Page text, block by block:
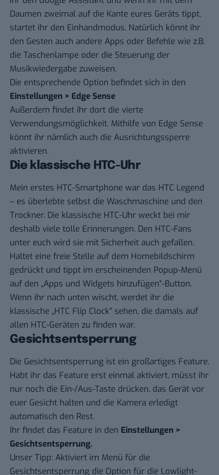
Daumen zweimal auf die Kante eures Geräts tippt,
startet ihr den Einhandmodus. Natürlich könnt ihr
den Gesten auch andere Apps oder Befehle wie z.B.
die Taschenlampe oder die Steuerung der
Musikwiedergabe zuweisen.
Die entsprechende Option befindet sich in den
Einstellungen > Edge Sense
Außerdem findet ihr dort die vierte
Verwendungsmöglichkeit. Mithilfe von Edge Sense
könnt ihr nämlich auch die Ausrichtungssperre
aktivieren.
Die klassische HTC-Uhr
Mein erstes HTC-Smartphone war das HTC Legend
– es überlebte selbst die Waschmaschine und den
Trockner. Die klassische HTC-Uhr weckt bei mir
deshalb viele tolle Erinnerungen. Den HTC-Fans
unter euch wird sie mit Sicherheit auch gefallen.
Haltet eine freie Stelle auf dem Homebildschirm
gedrückt und tippt im erscheinenden Popup-Menü
auf den „Apps und Widgets hinzufügen“-Button.
Wenn ihr nach unten wischt, werdet ihr die
klassische „HTC Flip Clock“ sehen, die damals auf
allen HTC-Geräten zu finden war.
Gesichtsentsperrung
Die Gesichtsentsperrung ist ein großartiges Feature.
Habt ihr das Feature erst einmal aktiviert, müsst ihr
nur noch die Ein-/Aus-Taste drücken, das Gerät vor
euer Gesicht halten und die Kamera erledigt
automatisch den Rest.
Ihr findet das Feature in den Einstellungen >
Gesichtsentsperrung.
Unser Tipp: Aktiviert im Menü für die
Gesichtsentsperrung die Option für die Lowlight-